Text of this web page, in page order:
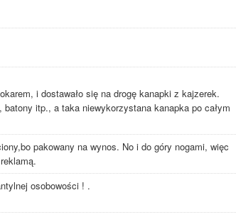
i dostawało się na drogę kanapki z kajzerek.
itp., a taka niewykorzystana kanapka po całym
pakowany na wynos. No i do góry nogami, więc
osobowości ! .